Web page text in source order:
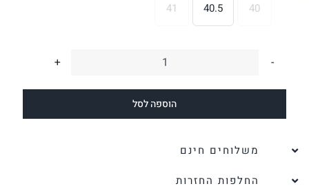
40
40.5
41
כמות
של
כפכפים
הוספה לסל
משלוחים חינם
החלפות החזרות